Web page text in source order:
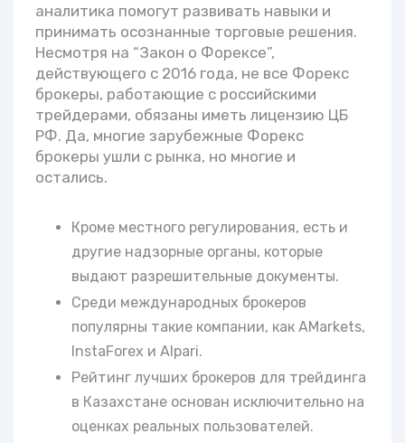
аналитика помогут развивать навыки и
принимать осознанные торговые решения.
Несмотря на “Закон о Форексе”,
действующего с 2016 года, не все Форекс
брокеры, работающие с российскими
трейдерами, обязаны иметь лицензию ЦБ
РФ. Да, многие зарубежные Форекс
брокеры ушли с рынка, но многие и
остались.
Кроме местного регулирования, есть и
другие надзорные органы, которые
выдают разрешительные документы.
Среди международных брокеров
популярны такие компании, как AMarkets,
InstaForex и Alpari.
Рейтинг лучших брокеров для трейдинга
в Казахстане основан исключительно на
оценках реальных пользователей.